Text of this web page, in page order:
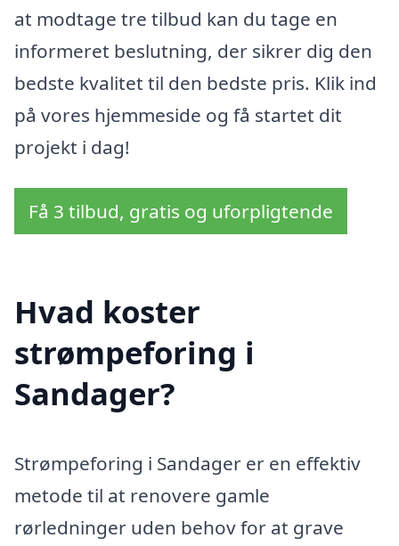
at modtage tre tilbud kan du tage en
informeret beslutning, der sikrer dig den
bedste kvalitet til den bedste pris. Klik ind
på vores hjemmeside og få startet dit
projekt i dag!
Få 3 tilbud, gratis og uforpligtende
Hvad koster
strømpeforing i
Sandager?
Strømpeforing i Sandager er en effektiv
metode til at renovere gamle
rørledninger uden behov for at grave